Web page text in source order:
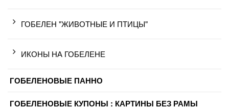
ГОБЕЛЕН "ЖИВОТНЫЕ И ПТИЦЫ"
ИКОНЫ НА ГОБЕЛЕНЕ
ГОБЕЛЕНОВЫЕ ПАННО
ГОБЕЛЕНОВЫЕ КУПОНЫ : КАРТИНЫ БЕЗ РАМЫ